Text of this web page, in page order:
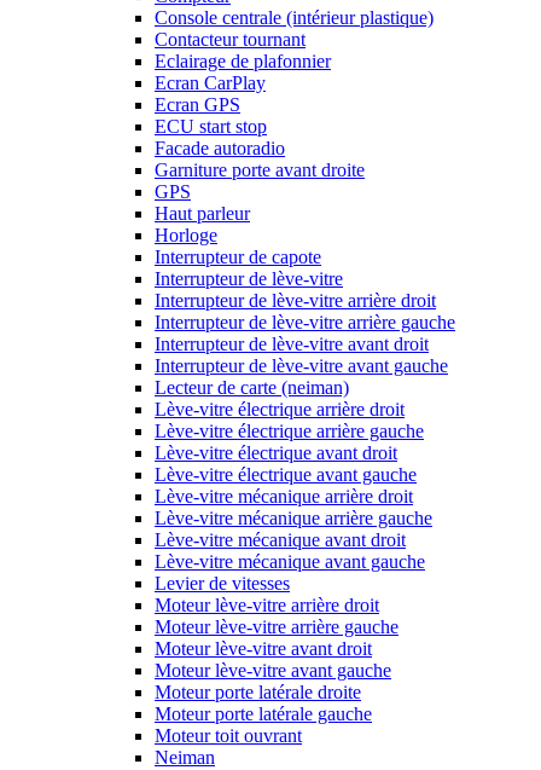
Console centrale (intérieur plastique)
Contacteur tournant
Eclairage de plafonnier
Ecran CarPlay
Ecran GPS
ECU start stop
Facade autoradio
Garniture porte avant droite
GPS
Haut parleur
Horloge
Interrupteur de capote
Interrupteur de lève-vitre
Interrupteur de lève-vitre arrière droit
Interrupteur de lève-vitre arrière gauche
Interrupteur de lève-vitre avant droit
Interrupteur de lève-vitre avant gauche
Lecteur de carte (neiman)
Lève-vitre électrique arrière droit
Lève-vitre électrique arrière gauche
Lève-vitre électrique avant droit
Lève-vitre électrique avant gauche
Lève-vitre mécanique arrière droit
Lève-vitre mécanique arrière gauche
Lève-vitre mécanique avant droit
Lève-vitre mécanique avant gauche
Levier de vitesses
Moteur lève-vitre arrière droit
Moteur lève-vitre arrière gauche
Moteur lève-vitre avant droit
Moteur lève-vitre avant gauche
Moteur porte latérale droite
Moteur porte latérale gauche
Moteur toit ouvrant
Neiman